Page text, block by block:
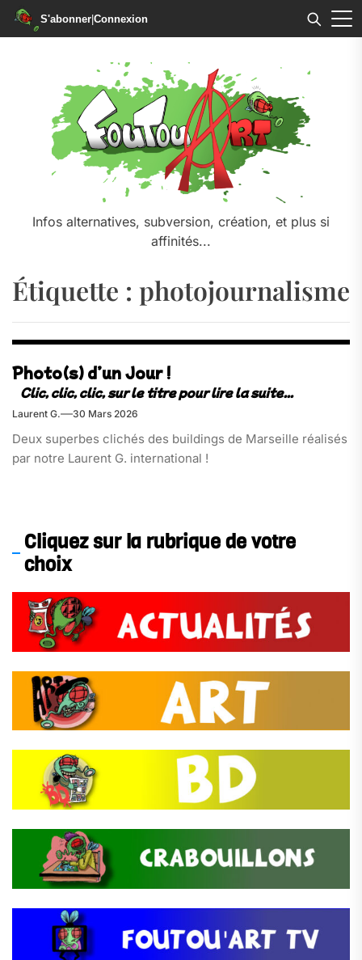
S'abonner|Connexion
Infos alternatives, subversion, création, et plus si
affinités...
Étiquette : photojournalisme
Photo(s) d’un Jour !
Laurent G. 30 Mars 2026
Deux superbes clichés des buildings de Marseille réalisés
par notre Laurent G. international !
Cliquez sur la rubrique de votre
choix